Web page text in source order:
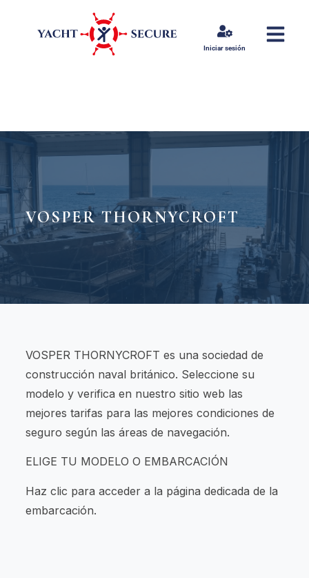
Iniciar sesión
VOSPER THORNYCROFT
VOSPER THORNYCROFT es una sociedad de
construcción naval británico. Seleccione su
modelo y verifica en nuestro sitio web las
mejores tarifas para las mejores condiciones de
seguro según las áreas de navegación.
ELIGE TU MODELO O EMBARCACIÓN
Haz clic para acceder a la página dedicada de la
embarcación.